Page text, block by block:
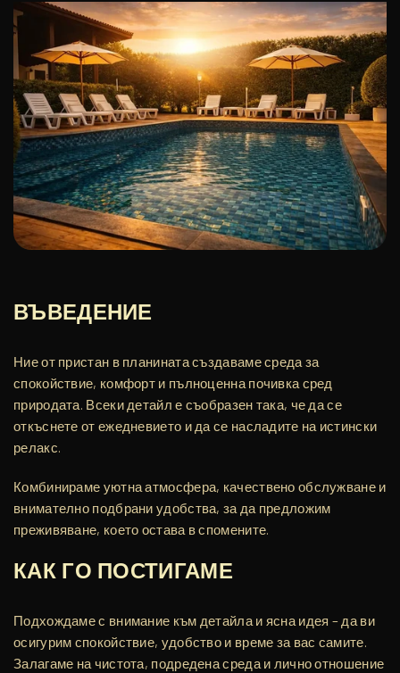
ВЪВЕДЕНИЕ
Ние от пристан в планината създаваме среда за
спокойствие, комфорт и пълноценна почивка сред
природата. Всеки детайл е съобразен така, че да се
откъснете от ежедневието и да се насладите на истински
релакс.
Комбинираме уютна атмосфера, качествено обслужване и
внимателно подбрани удобства, за да предложим
преживяване, което остава в спомените.
КАК ГО ПОСТИГАМЕ
Подхождаме с внимание към детайла и ясна идея – да ви
осигурим спокойствие, удобство и време за вас самите.
Залагаме на чистота, подредена среда и лично отношение